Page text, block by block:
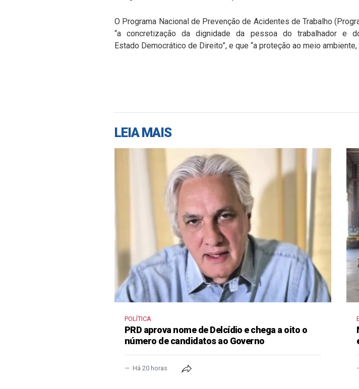
O Programa Nacional de Prevenção de Acidentes de Trabalho
“a concretização da dignidade da pessoa do trabalhador e
Estado Democrático de Direito”, e que “a proteção ao meio
LEIA MAIS
POLÍTICA
PRD aprova nome de Delcídio e chega a oito o
número de candidatos ao Governo
Há 20 horas